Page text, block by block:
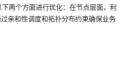
两个方面进行优化：在节点层面，利
亲和性调度和拓扑分布约束确保业务